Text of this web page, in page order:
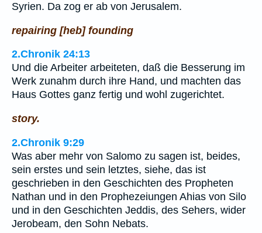
Syrien. Da zog er ab von Jerusalem.
repairing [heb] founding
2.Chronik 24:13
Und die Arbeiter arbeiteten, daß die Besserung im
Werk zunahm durch ihre Hand, und machten das
Haus Gottes ganz fertig und wohl zugerichtet.
story.
2.Chronik 9:29
Was aber mehr von Salomo zu sagen ist, beides,
sein erstes und sein letztes, siehe, das ist
geschrieben in den Geschichten des Propheten
Nathan und in den Prophezeiungen Ahias von Silo
und in den Geschichten Jeddis, des Sehers, wider
Jerobeam, den Sohn Nebats.